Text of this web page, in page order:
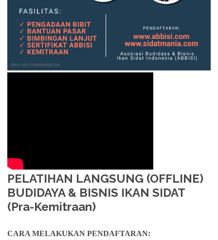
PELATIHAN LANGSUNG (OFFLINE)
BUDIDAYA & BISNIS IKAN SIDAT
(Pra-Kemitraan)
CARA MELAKUKAN PENDAFTARAN: